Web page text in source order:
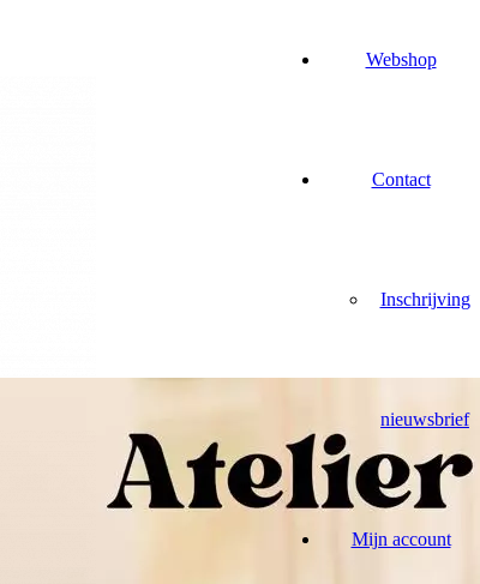
Webshop
Contact
Inschrijving
nieuwsbrief
Mijn account